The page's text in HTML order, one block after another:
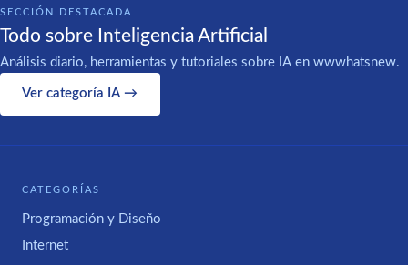
SECCIÓN DESTACADA
Todo sobre Inteligencia Artificial
Análisis diario, herramientas y tutoriales sobre IA en wwwhatsnew.
Ver categoría IA →
CATEGORÍAS
Programación y Diseño
Internet